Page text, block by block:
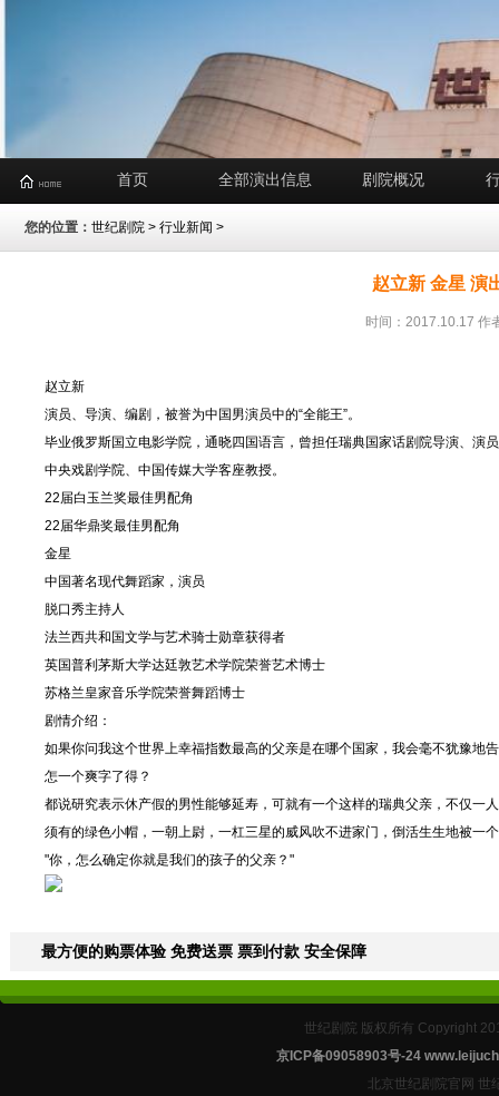
首页 全部演出信息 剧院概况
您的位置： 世纪剧院 > 行业新闻 >
赵立新 金星 演
时间：2017.10.17 作
赵立新
演员、导演、编剧，被誉为中国男演员中的“全能王”。
毕业俄罗斯国立电影学院，通晓四国语言，曾担任瑞典国家话剧院导演、演
中央戏剧学院、中国传媒大学客座教授。
22届白玉兰奖最佳男配角
22届华鼎奖最佳男配角
金星
中国著名现代舞蹈家，演员
脱口秀主持人
法兰西共和国文学与艺术骑士勋章获得者
英国普利茅斯大学达廷敦艺术学院荣誉艺术博士
苏格兰皇家音乐学院荣誉舞蹈博士
剧情介绍：
如果你问我这个世界上幸福指数最高的父亲是在哪个国家，我会毫不犹豫
怎一个爽字了得？
都说研究表示休产假的男性能够延寿，可就有一个这样的瑞典父亲，不仅一
须有的绿色小帽，一朝上尉，一杠三星的威风吹不进家门，倒活生生地被一
"你，怎么确定你就是我们的孩子的父亲？"
最方便的购票体验 免费送票 票到付款 安全保障
世纪剧院 版权所有 Copyright
京ICP备09058903号-24
北京世纪剧院官网 世